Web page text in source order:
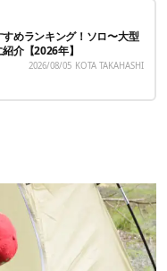
めランキング！ソロ〜大型
介【2026年】
2026/08/05 KOTA TAKAHASHI